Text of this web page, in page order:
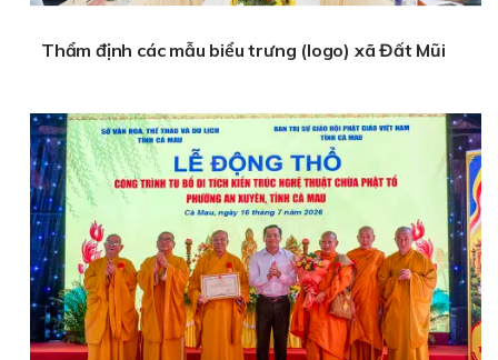
Thẩm định các mẫu biểu trưng (logo) xã Đất Mũi